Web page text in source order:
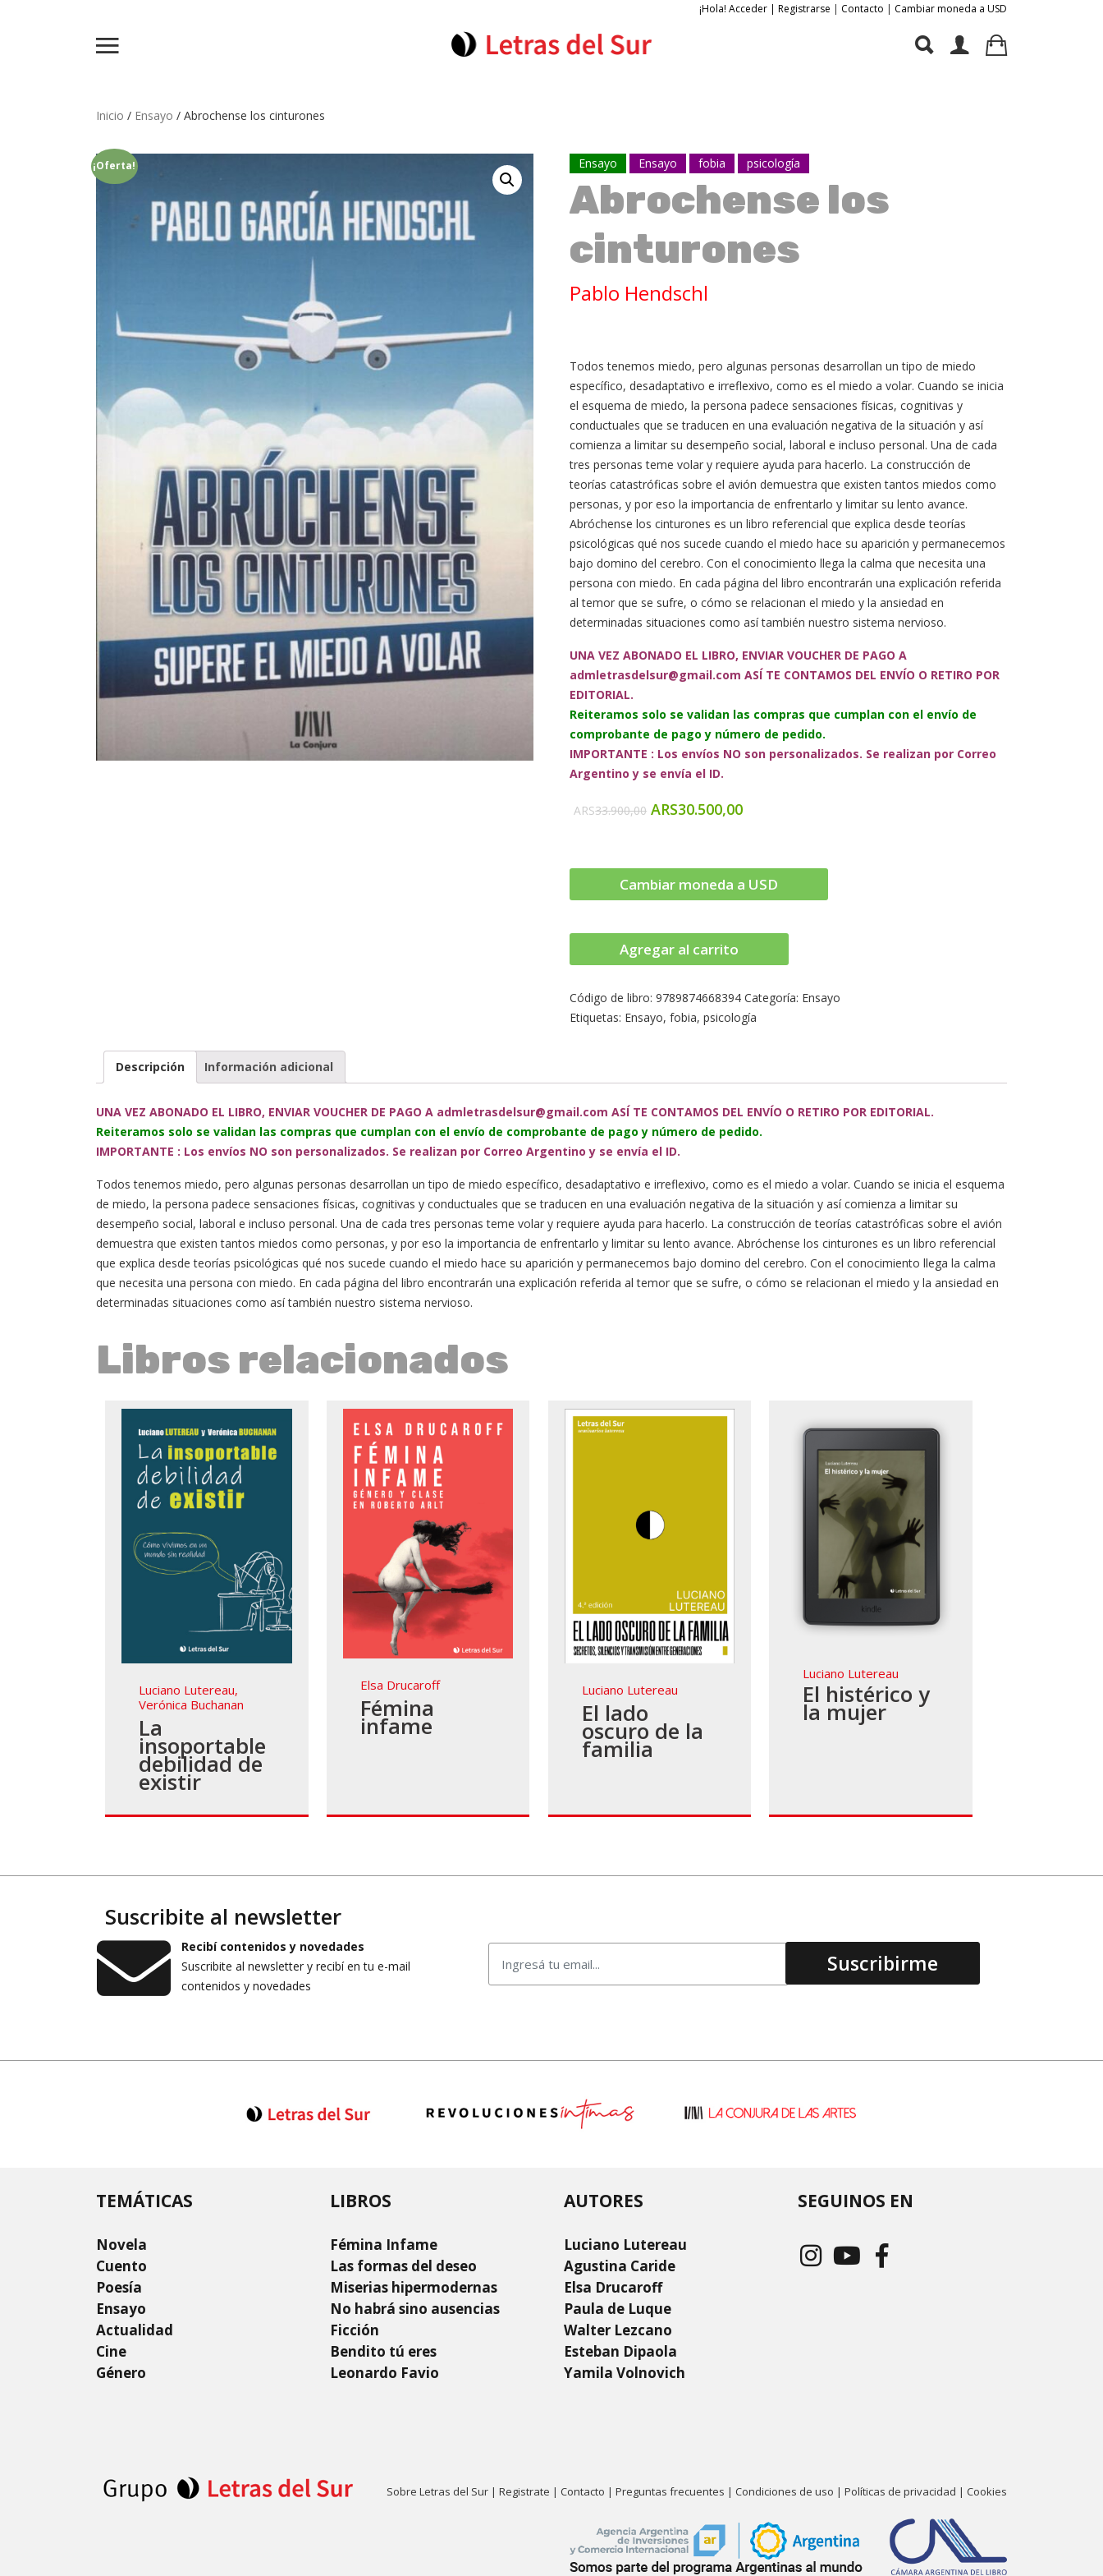
¡Hola! Acceder | Registrarse | Contacto | Cambiar moneda a USD
Inicio / Ensayo / Abrochense los cinturones
¡Oferta! Ensayo Ensayo fobia psicología
Abrochense los
cinturones
Pablo Hendschl
Todos tenemos miedo, pero algunas personas desarrollan un tipo de miedo
específico, desadaptativo e irreflexivo, como es el miedo a volar. Cuando se inicia
el esquema de miedo, la persona padece sensaciones físicas, cognitivas y
conductuales que se traducen en una evaluación negativa de la situación y así
comienza a limitar su desempeño social, laboral e incluso personal. Una de cada
tres personas teme volar y requiere ayuda para hacerlo. La construcción de
teorías catastróficas sobre el avión demuestra que existen tantos miedos como
personas, y por eso la importancia de enfrentarlo y limitar su lento avance.
Abróchense los cinturones es un libro referencial que explica desde teorías
psicológicas qué nos sucede cuando el miedo hace su aparición y permanecemos
bajo domino del cerebro. Con el conocimiento llega la calma que necesita una
persona con miedo. En cada página del libro encontrarán una explicación referida
al temor que se sufre, o cómo se relacionan el miedo y la ansiedad en
determinadas situaciones como así también nuestro sistema nervioso.
UNA VEZ ABONADO EL LIBRO, ENVIAR VOUCHER DE PAGO A
admletrasdelsur@gmail.com ASÍ TE CONTAMOS DEL ENVÍO O RETIRO POR
EDITORIAL.
Reiteramos solo se validan las compras que cumplan con el envío de
comprobante de pago y número de pedido.
IMPORTANTE : Los envíos NO son personalizados. Se realizan por Correo
Argentino y se envía el ID.
ARS33.900,00 ARS30.500,00
Cambiar moneda a USD
Agregar al carrito
Código de libro:9789874668394 Categoría: Ensayo
Etiquetas: Ensayo,fobia,psicología
Descripción Información adicional
UNA VEZ ABONADO EL LIBRO, ENVIAR VOUCHER DE PAGO A admletrasdelsur@gmail.com ASÍ TE CONTAMOS DEL ENVÍO O RETIRO POR EDITORIAL.
Reiteramos solo se validan las compras que cumplan con el envío de comprobante de pago y número de pedido.
IMPORTANTE : Los envíos NO son personalizados. Se realizan por Correo Argentino y se envía el ID.
Todos tenemos miedo, pero algunas personas desarrollan un tipo de miedo específico, desadaptativo e irreflexivo, como es el miedo a volar. Cuando se inicia el esquema
de miedo, la persona padece sensaciones físicas, cognitivas y conductuales que se traducen en una evaluación negativa de la situación y así comienza a limitar su
desempeño social, laboral e incluso personal. Una de cada tres personas teme volar y requiere ayuda para hacerlo. La construcción de teorías catastróficas sobre el avión
demuestra que existen tantos miedos como personas, y por eso la importancia de enfrentarlo y limitar su lento avance. Abróchense los cinturones es un libro referencial
que explica desde teorías psicológicas qué nos sucede cuando el miedo hace su aparición y permanecemos bajo domino del cerebro. Con el conocimiento llega la calma
que necesita una persona con miedo. En cada página del libro encontrarán una explicación referida al temor que se sufre, o cómo se relacionan el miedo y la ansiedad en
determinadas situaciones como así también nuestro sistema nervioso.
Libros relacionados
Luciano Lutereau,
Verónica Buchanan
La
insoportable
debilidad de
existir
Elsa Drucaroff
Fémina
infame
Luciano Lutereau
El lado
oscuro de la
familia
Luciano Lutereau
El histérico y
la mujer
Suscribite al newsletter
Recibí contenidos y novedades
Suscribite al newsletter y recibí en tu e-mail
contenidos y novedades
TEMÁTICAS
Novela
Cuento
Poesía
Ensayo
Actualidad
Cine
Género
LIBROS
Fémina Infame
Las formas del deseo
Miserias hipermodernas
No habrá sino ausencias
Ficción
Bendito tú eres
Leonardo Favio
AUTORES
Luciano Lutereau
Agustina Caride
Elsa Drucaroff
Paula de Luque
Walter Lezcano
Esteban Dipaola
Yamila Volnovich
SEGUINOS EN
Sobre Letras del Sur | Registrate | Contacto | Preguntas frecuentes | Condiciones de uso | Políticas de privacidad | Cookies